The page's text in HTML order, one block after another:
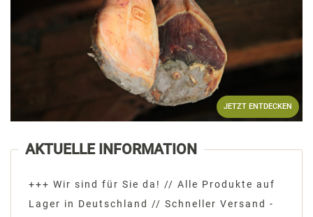
JETZT ENTDECKEN
AKTUELLE INFORMATION
+++ Wir sind für Sie da! // Alle Produkte auf
Lager in Deutschland // Schneller Versand -